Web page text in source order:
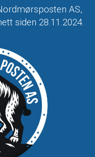
AS,
siden 28.11.2024.